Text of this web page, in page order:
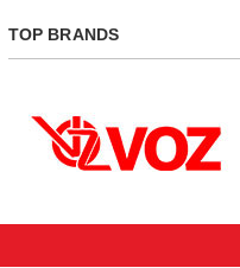
TOP BRANDS